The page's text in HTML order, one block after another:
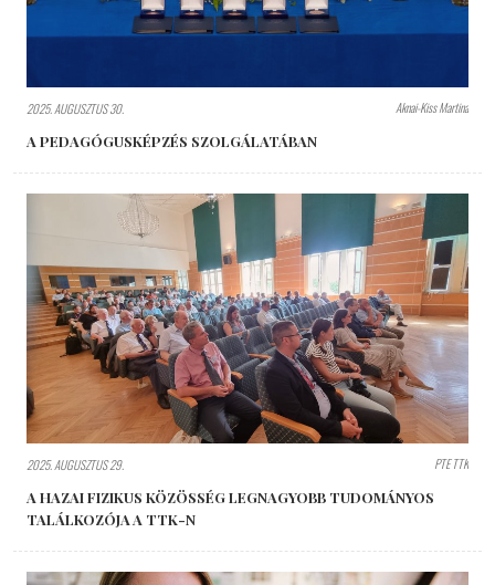
2025. AUGUSZTUS 30. Aknai-Kiss Martina
A PEDAGÓGUSKÉPZÉS SZOLGÁLATÁBAN
2025. AUGUSZTUS 29. PTE TTK
A HAZAI FIZIKUS KÖZÖSSÉG LEGNAGYOBB TUDOMÁNYOS
TALÁLKOZÓJA A TTK-N